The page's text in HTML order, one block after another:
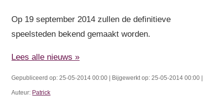
Op 19 september 2014 zullen de definitieve
speelsteden bekend gemaakt worden.
Lees alle nieuws »
Gepubliceerd op: 25-05-2014 00:00 | Bijgewerkt op: 25-05-2014 00:00 |
Auteur: Patrick